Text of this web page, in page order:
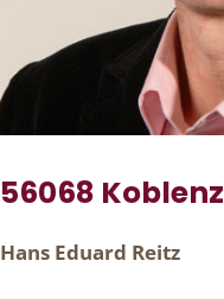
56068 Koblenz
Hans Eduard Reitz